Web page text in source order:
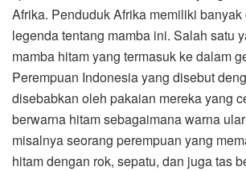
Afrika. Penduduk Afrika memiliki
legenda tentang mamba ini. Salah satu
mamba hitam yang termasuk ke dalam
Perempuan Indonesia yang disebut
disebabkan oleh pakaian mereka yang
berwarna hitam sebagaimana warna
misalnya seorang perempuan yang
hitam dengan rok, sepatu, dan juga tas